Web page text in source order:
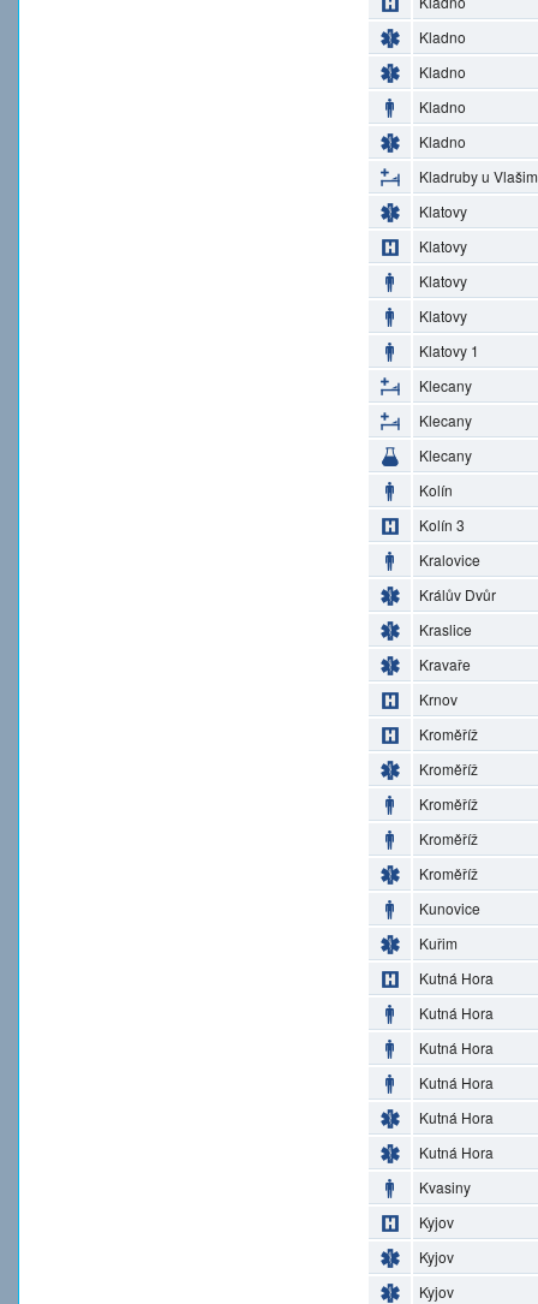
Kladno
Kladno
Kladno
Kladno
Kladruby u
Klatovy
Klatovy
Klatovy
Klatovy
Klatovy 1
Klecany
Klecany
Klecany
Kolín
Kolín 3
Kralovice
Králův Dvůr
Kraslice
Kravaře
Krnov
Kroměříž
Kroměříž
Kroměříž
Kroměříž
Kroměříž
Kunovice
Kuřim
Kutná Hora
Kutná Hora
Kutná Hora
Kutná Hora
Kutná Hora
Kutná Hora
Kvasiny
Kyjov
Kyjov
Kyjov